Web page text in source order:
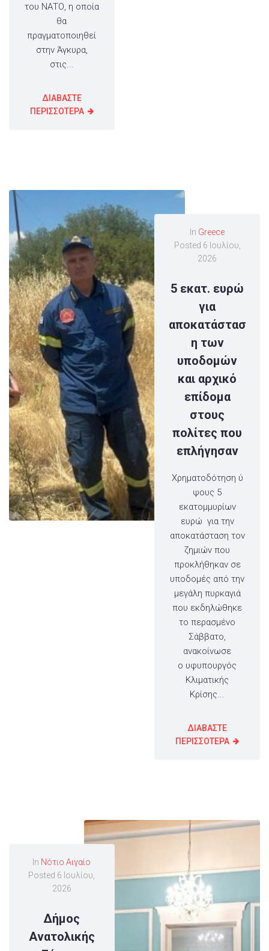
του ΝΑΤΟ, η οποία
θα
πραγματοποιηθεί
στην Άγκυρα,
στις...
ΔΙΑΒΑΣΤΕ
ΠΕΡΙΣΣΟΤΕΡΑ
In Greece
Posted 6 Ιουλίου,
2026
5 εκατ. ευρώ
για
αποκατάστασ
η των
υποδομών
και αρχικό
επίδομα
στους
πολίτες που
επλήγησαν
Χρηματοδότηση ύ
ψους 5
εκατομμυρίων
ευρώ για την
αποκατάσταση τον
ζημιών που
προκλήθηκαν σε
υποδομές από την
μεγάλη πυρκαγιά
που εκδηλώθηκε
το περασμένο
Σάββατο,
ανακοίνωσε
ο υφυπουργός
Κλιματικής
Κρίσης...
ΔΙΑΒΑΣΤΕ
ΠΕΡΙΣΣΟΤΕΡΑ
In Νότιο Αιγαίο
Posted 6 Ιουλίου,
2026
Δήμος
Ανατολικής